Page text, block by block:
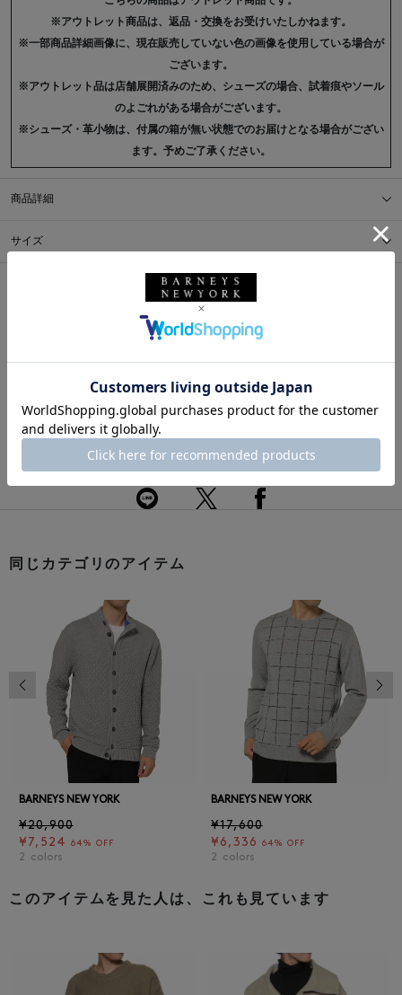
※アウトレット商品は、返品・交換をお受けいたしかねます。
※一部商品詳細画像に、現在販売していない色の画像を使用している場合が
ございます。
※アウトレット品は店舗展開済みのため、シューズの場合、試着痕やソール
のよごれがある場合がございます。
※シューズ・革小物は、付属の箱が無い状態でのお届けとなる場合がござい
ます。予めご了承ください。
商品詳細
サイズ
サイズガイドをご覧ください。
返品・交換について
このアイテムをシェアする
同じカテゴリのアイテム
BARNEYS NEW YORK
¥20,900
¥7,524
64% OFF
2 colors
BARNEYS NEW YORK
¥17,600
¥6,336
64% OFF
2 colors
前の画像
このアイテムを見た人は、これも見ています